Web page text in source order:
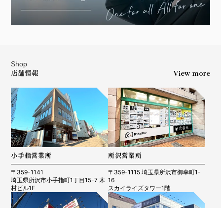
Shop
店舗情報 View more
小手指営業所
〒359-1141
埼玉県所沢市小手指町1丁目15-7 木
村ビル1F
所沢営業所
〒359-1115 埼玉県所沢市御幸町1-
16
スカイライズタワー1階